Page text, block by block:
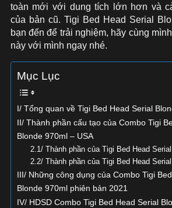
toàn mới với dung tích lớn hơn và
của bản cũ. Tigi Bed Head Serial
bạn đến để trải nghiệm, hãy cùng
này với mình ngay nhé.
Mục Lục
I/ Tổng quan về Tigi Bed Head Serial
II/ Thành phần cấu tạo của Combo Tigi
Blonde 970ml – USA
2.1/ Thành phần của Tigi Bed Head
2.2/ Thành phần của Tigi Bed Head
III/ Những công dụng của Combo Tigi
Blonde 970ml phiên bản 2021
IV/ HDSD Combo Tigi Bed Head Serial